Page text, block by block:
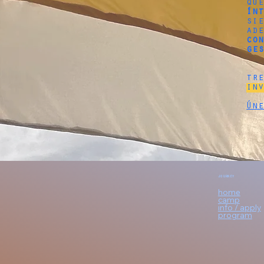
JOURNEY
home
camp
info / apply
program